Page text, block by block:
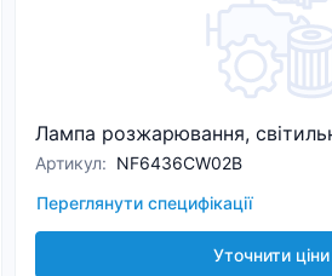
Лампа розжарювання,
Артикул: NF6436CW02B
Переглянути специфікації
Уточнити ціни